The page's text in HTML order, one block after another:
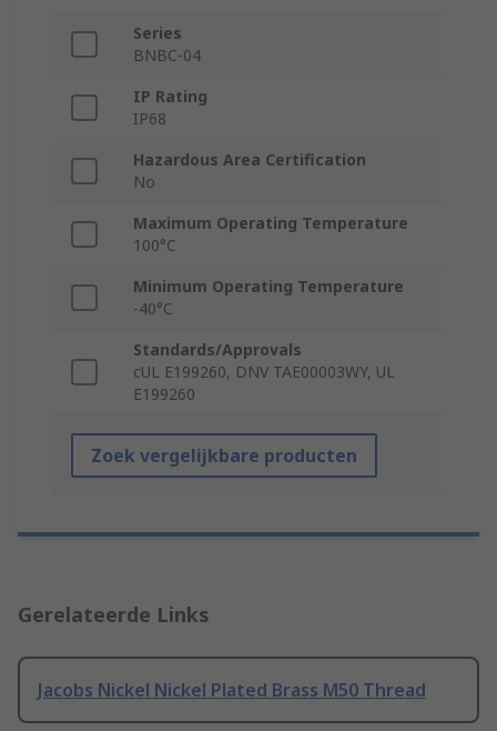
Series
BNBC-04
IP Rating
IP68
Hazardous Area Certification
No
Maximum Operating Temperature
100°C
Minimum Operating Temperature
-40°C
Standards/Approvals
cUL E199260, DNV TAE00003WY, UL
E199260
Zoek vergelijkbare producten
Gerelateerde Links
Jacobs Nickel Nickel Plated Brass M50 Thread